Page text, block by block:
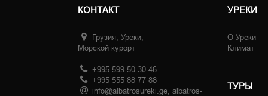
КОНТАКТ
Грузия, Уреки,
Морской курорт
+995 599 50 30 46
+995 555 88 77 88
info@albatrosureki.ge, albatros-
УРЕКИ
О Уреки
Климат
ТУРЫ